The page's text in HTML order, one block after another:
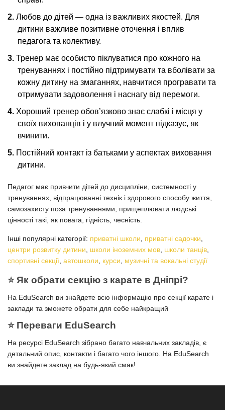
Любов до дітей — одна із важливих якостей. Для
дитини важливе позитивне оточення і вплив
педагога та колективу.
Тренер має особисто піклуватися про кожного на
тренуваннях і постійно підтримувати та вболівати за
кожну дитину на змаганнях, навчитися програвати та
отримувати задоволення і наснагу від перемоги.
Хороший тренер обов’язково знає слабкі і місця у
своїх вихованців і у влучний момент підказує, як
вчинити.
Постійний контакт із батьками у аспектах виховання
дитини.
Педагог має привчити дітей до дисципліни, системності у
тренуваннях, відпрацюванні технік і здорового способу життя,
самозахисту поза тренуваннями, прищеплювати людські
цінності такі, як повага, гідність, чесність.
Інші популярні категорії: приватні школи, приватні садочки,
центри розвитку дитини, школи іноземних мов, школи танців,
спортивні секції, автошколи, курси, музичні та вокальні студії
⭐️ Як обрати секцію з карате в Дніпрі?
На EduSearch ви знайдете всю інформацію про секції карате і
заклади та зможете обрати для себе найкращий
⭐️ Переваги EduSearch
На ресурсі EduSearch зібрано багато навчальних закладів, є
детальний опис, контакти і багато чого іншого. На EduSearch
ви знайдете заклад на будь-який смак!